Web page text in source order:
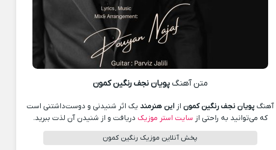
متن آهنگپویان نجف رنگین کمون
آهنگپویان نجف رنگین کمون ازاین هنرمند یک اثر شنیدنی و دوست‌داشتنی است
که می‌توانید به راحتی از سایت استر موزیک دریافت و از شنیدن آن لذت ببرید.
پخش آنلاین موزیک رنگین کمون